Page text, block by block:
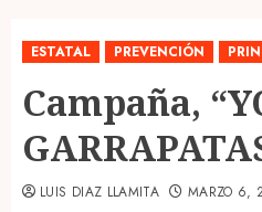
ESTATAL PREVENCIÓN
Campaña,
LUIS DIAZ LLAMITA MARZO 6,